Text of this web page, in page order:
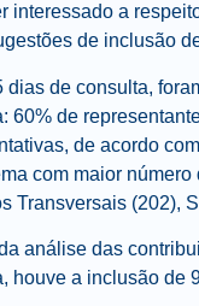
interessado a
de inclusão
dias de consulta,
60% de
de acordo
com maior
Transversais (202),
análise das
houve a inclusão de